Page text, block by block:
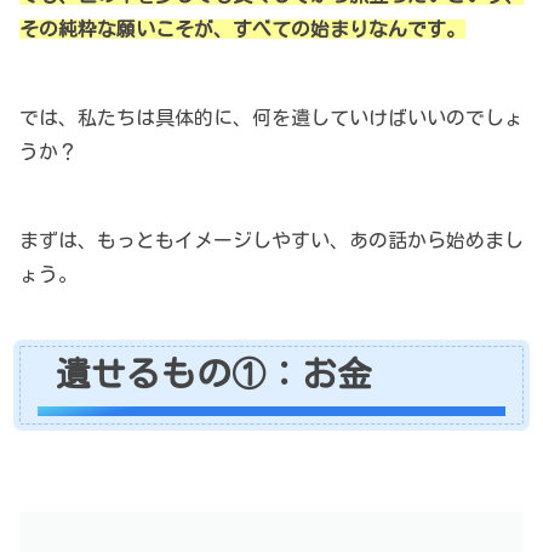
その純粋な願いこそが、すべての始まりなんです。
では、私たちは具体的に、何を遺していけばいいのでしょ
うか？
まずは、もっともイメージしやすい、あの話から始めまし
ょう。
遺せるもの①：お金